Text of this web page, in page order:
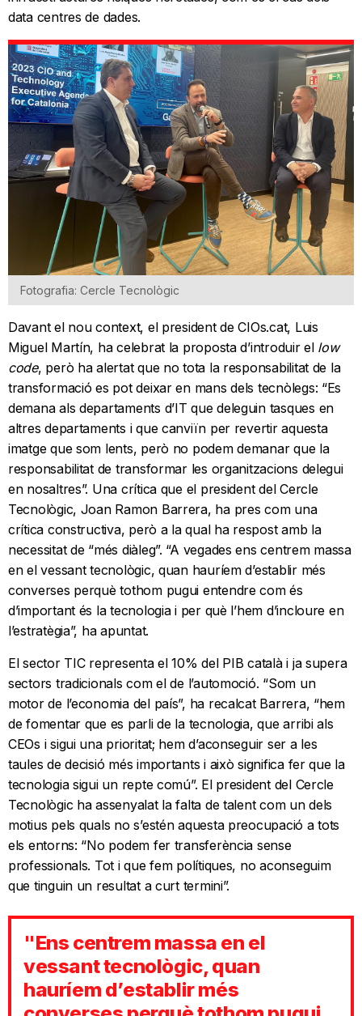
data centres de dades.
Fotografia: Cercle Tecnològic
Davant el nou context, el president de CIOs.cat, Luis
Miguel Martín, ha celebrat la proposta d’introduir el low
code, però ha alertat que no tota la responsabilitat de la
transformació es pot deixar en mans dels tecnòlegs: “Es
demana als departaments d’IT que deleguin tasques en
altres departaments i que canviïn per revertir aquesta
imatge que som lents, però no podem demanar que la
responsabilitat de transformar les organitzacions delegui
en nosaltres”. Una crítica que el president del Cercle
Tecnològic, Joan Ramon Barrera, ha pres com una
crítica constructiva, però a la qual ha respost amb la
necessitat de “més diàleg”. “A vegades ens centrem massa
en el vessant tecnològic, quan hauríem d’establir més
converses perquè tothom pugui entendre com és
d’important és la tecnologia i per què l’hem d’incloure en
l’estratègia”, ha apuntat.
El sector TIC representa el 10% del PIB català i ja supera
sectors tradicionals com el de l’automoció. “Som un
motor de l’economia del país”, ha recalcat Barrera, “hem
de fomentar que es parli de la tecnologia, que arribi als
CEOs i sigui una prioritat; hem d’aconseguir ser a les
taules de decisió més importants i això significa fer que la
tecnologia sigui un repte comú”. El president del Cercle
Tecnològic ha assenyalat la falta de talent com un dels
motius pels quals no s’estén aquesta preocupació a tots
els entorns: “No podem fer transferència sense
professionals. Tot i que fem polítiques, no aconseguim
que tinguin un resultat a curt termini”.
"Ens centrem massa en el
vessant tecnològic, quan
hauríem d’establir més